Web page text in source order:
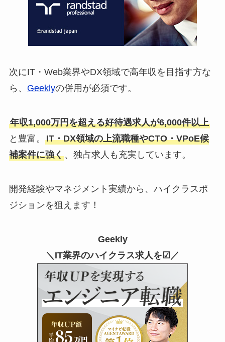
次にIT・Web業界やDX領域で高年収を目指す方な
ら、 Geeklyの併用が必須です。
年収1,000万円を超える好待遇求人が6,000件以上
と豊富。 IT・DX領域の上流職種やCTO・VPoE候
補案件に強く、独占求人も充実しています。
開発経験やマネジメント実績から、ハイクラスポ
ジションを狙えます！
Geekly
＼IT業界のハイクラス求人を☑／